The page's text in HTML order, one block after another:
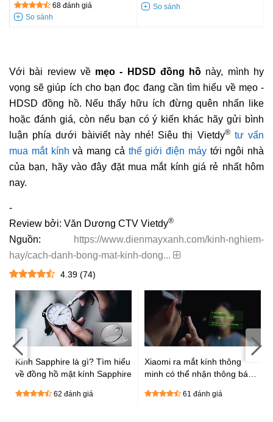
68 đánh giá
Với bài review về mẹo - HDSD đồng hồ này, mình hy
vọng sẽ giúp ích cho bạn đọc đang cần tìm hiểu về mẹo -
HDSD đồng hồ. Nếu thấy hữu ích đừng quên nhấn like
hoặc đánh giá, còn nếu bạn có ý kiến khác hãy gửi bình
luận phía dưới bàiviết này nhé! Siêu thị Vietdy® tư vấn
mua mắt kính và mang cả thế giới điện máytới ngôi nhà
của bạn, hãy vào đây đặt mua mắt kính giá rẻ nhất hôm
nay.
-
Review bởi: Văn Dương CTV Vietdy®
Nguồn:
https://www.dienmayxanh.com/kinh-nghiem-
hay/cach-danh-bong-mat-kinh-dong...
4.39 (74)
Kính Sapphire là gì? Tìm hiểu
về đồng hồ mặt kính Sapphire
62 đánh giá
Xiaomi ra mắt kính thông
minh có thể nhận thông báo,
61 đánh giá